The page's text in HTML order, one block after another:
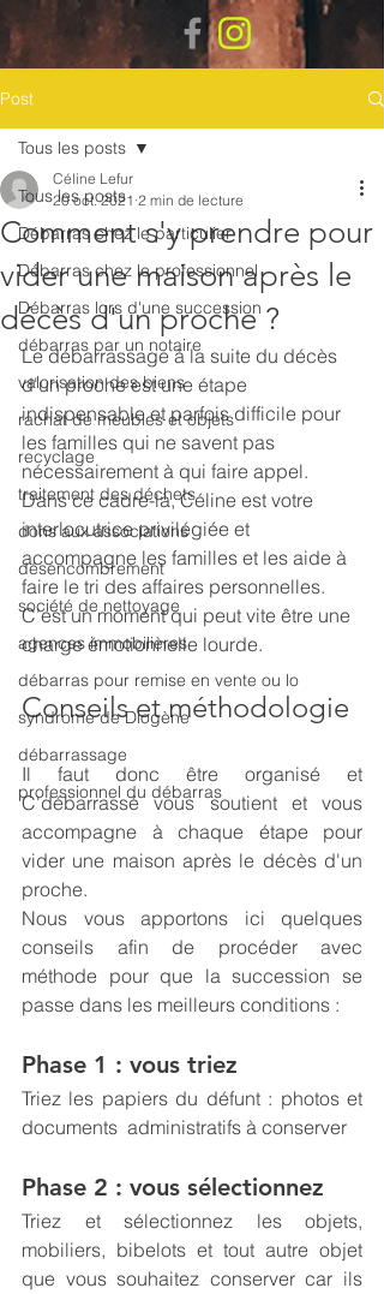
Post
Tous les posts
Débarras chez le particulier
Débarras chez le professionnel
Débarras lors d'une succession
débarras par un notaire
valorisation des biens
rachat de meubles et objets
recyclage
traitement des déchets
dons aux associations
désencombrement
société de nettoyage
agences immobilières
débarras pour remise en vente ou lo
syndrome de Diogène
débarrassage
professionnel du débarras
Tous les posts
Comment s'y prendre pour
vider une maison après le
décès d'un proche ?
Céline Lefur
20 oct. 2021 2 min de lecture
Le débarrassage à la suite du décès
d'un proche est une étape
indispensable et parfois difficile pour
les familles qui ne savent pas
nécessairement à qui faire appel.
Dans ce cadre-là, Céline est votre
interlocutrice privilégiée et
accompagne les familles et les aide à
faire le tri des affaires personnelles.
C’est un moment qui peut vite être une
charge émotionnelle lourde.
Conseils et méthodologie
Il faut donc être organisé et
C'débarrassé vous soutient et vous
accompagne à chaque étape pour
vider une maison après le décès d'un
proche.
Nous vous apportons ici quelques
conseils afin de procéder avec
méthode pour que la succession se
passe dans les meilleurs conditions :
Phase 1 : vous triez
Triez les papiers du défunt : photos et
documents  administratifs à conserver
Phase 2 : vous sélectionnez
Triez et sélectionnez les objets,
mobiliers, bibelots et tout autre objet
que vous souhaitez conserver car ils